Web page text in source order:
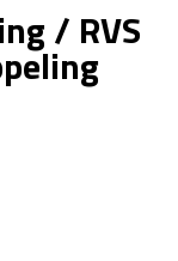
/ RVS